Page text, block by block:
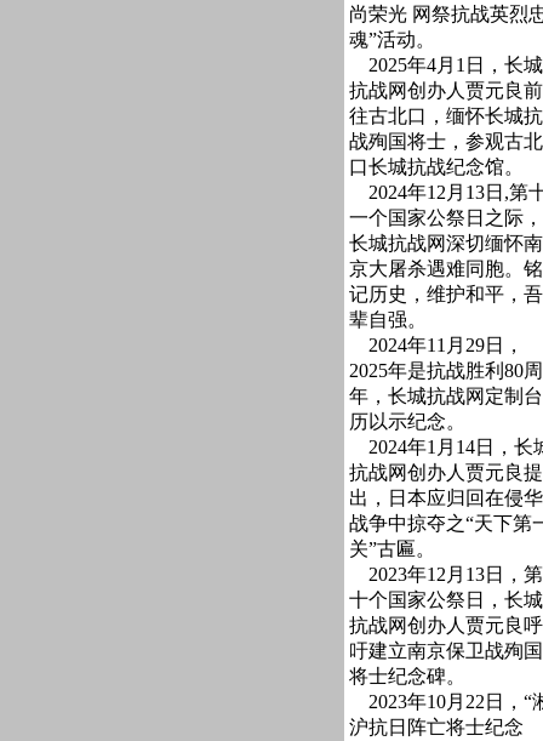
尚荣光 网祭抗战英烈
魂”活动。
2025年4月1日，长城
抗战网创办人贾元良前
往古北口，缅怀长城抗
战殉国将士，参观古北
口长城抗战纪念馆。
2024年12月13日,第
一个国家公祭日之际，
长城抗战网深切缅怀南
京大屠杀遇难同胞。铭
记历史，维护和平，吾
辈自强。
2024年11月29日，
2025年是抗战胜利80周
年，长城抗战网定制台
历以示纪念。
2024年1月14日，长
抗战网创办人贾元良提
出，日本应归回在侵华
战争中掠夺之“天下第
关”古匾。
2023年12月13日，第
十个国家公祭日，长城
抗战网创办人贾元良呼
吁建立南京保卫战殉国
将士纪念碑。
2023年10月22日，“
沪抗日阵亡将士纪念